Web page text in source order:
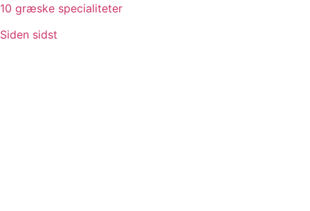
10 græske specialiteter
Siden sidst